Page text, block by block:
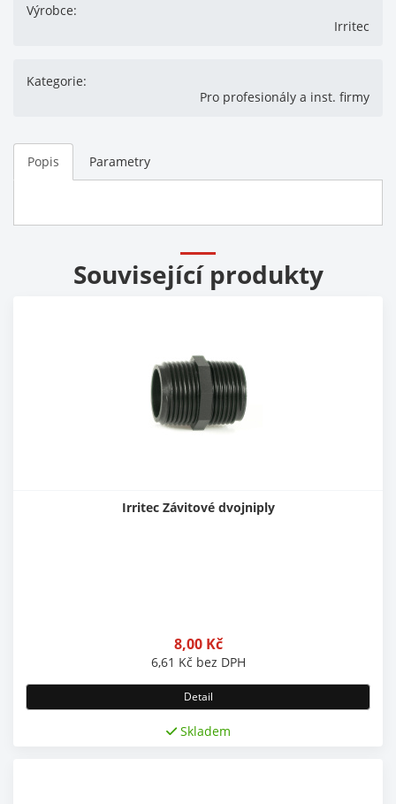
Výrobce:
Irritec
Kategorie:
Pro profesionály a inst. firmy
Popis Parametry
Související produkty
Irritec Závitové dvojniply
8,00 Kč
6,61 Kč bez DPH
Detail
Skladem